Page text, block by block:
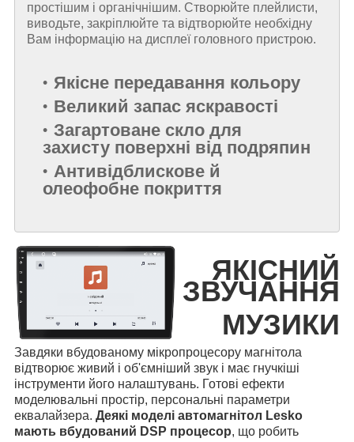
простішим і органічнішим. Створюйте плейлисти,
виводьте, закріплюйте та відтворюйте необхідну
Вам інформацію на дисплеї головного пристрою.
Якісне передавання кольору
Великий запас яскравості
Загартоване скло для
захисту поверхні від подряпин
Антивідблискове й
олеофобне покриття
ЯКІСНИЙ
ЗВУЧАННЯ
МУЗИКИ
Завдяки вбудованому мікропроцесору магнітола
відтворює живий і об'ємніший звук і має гнучкіші
інструменти його налаштувань. Готові ефекти
моделювальні простір, персональні параметри
еквалайзера. Деякі моделі автомагнітол Lesko
мають вбудований DSP процесор, що робить